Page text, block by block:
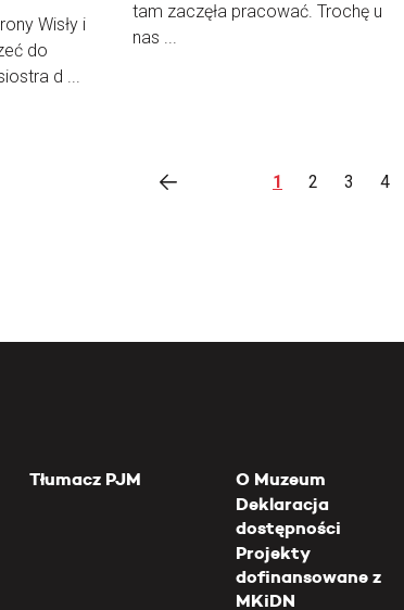
Wisły i
do
d ...
tam zaczęła pracować. Trochę u
nas ...
1 2 3 4
Tłumacz PJM
O Muzeum
Deklaracja
dostępności
Projekty
dofinansowane z
MKiDN